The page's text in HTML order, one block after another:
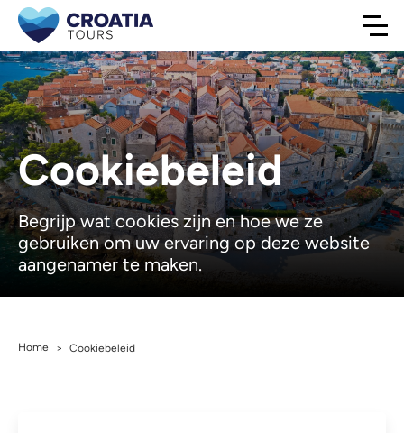
Cookiebeleid
Begrijp wat cookies zijn en hoe we ze
gebruiken om uw ervaring op deze website
aangenamer te maken.
Home > Cookiebeleid